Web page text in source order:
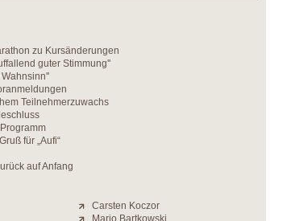
zu Kursänderungen
guter Stimmung''
Teilnehmerzuwachs
für „Aufi“
auf Anfang
Carsten Koczor
Mario Bartkowski